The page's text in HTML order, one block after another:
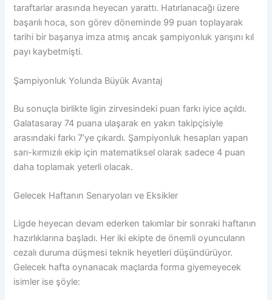
taraftarlar arasında heyecan yarattı. Hatırlanacağı üzere
başarılı hoca, son görev döneminde 99 puan toplayarak
tarihi bir başarıya imza atmış ancak şampiyonluk yarışını kıl
payı kaybetmişti.
Şampiyonluk Yolunda Büyük Avantaj
Bu sonuçla birlikte ligin zirvesindeki puan farkı iyice açıldı.
Galatasaray 74 puana ulaşarak en yakın takipçisiyle
arasındaki farkı 7’ye çıkardı. Şampiyonluk hesapları yapan
sarı-kırmızılı ekip için matematiksel olarak sadece 4 puan
daha toplamak yeterli olacak.
Gelecek Haftanın Senaryoları ve Eksikler
Ligde heyecan devam ederken takımlar bir sonraki haftanın
hazırlıklarına başladı. Her iki ekipte de önemli oyuncuların
cezalı duruma düşmesi teknik heyetleri düşündürüyor.
Gelecek hafta oynanacak maçlarda forma giyemeyecek
isimler ise şöyle: